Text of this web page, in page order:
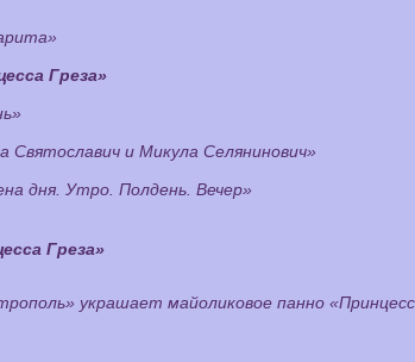
Греза»
Святославич и Микула Селянинович»
дня. Утро. Полдень. Вечер»
Греза»
украшает майоликовое панно